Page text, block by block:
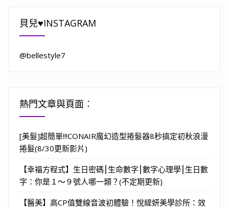
貝兒♥INSTAGRAM
@bellestyle7
熱門文章與頁面︰
[美髮]超簡單!!!CONAIR魔幻造型捲髮器8秒搞定初秋浪漫
捲髮(8/30更新影片)
【幸福方程式】生日密碼⎮生命數字⎮數字心理學⎮生日數
字：你是１～９號人哪一類？(不定期更新)
【醫美】高CP值雙線音波初體驗！悅緹妍美學診所：效